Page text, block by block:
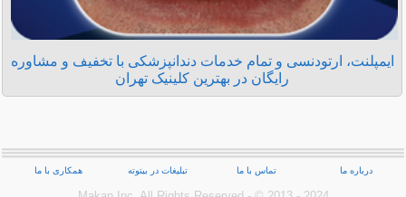
ایمپلنت، ارتودنسی و تمام خدمات دندانپزشکی با تخفیف و مشاوره
رایگان در بهترین کلینیک تهران
درباره ما تماس با ما تبلیغات در بیتوته همکاری با ما